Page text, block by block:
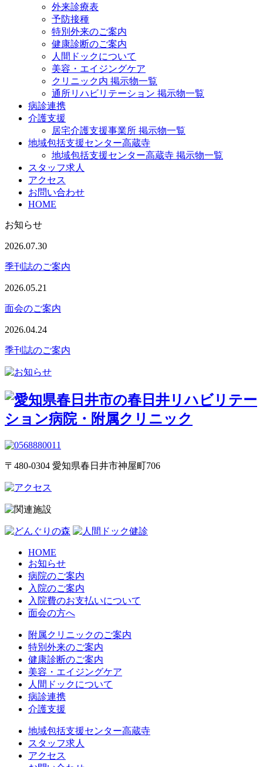
外来診療表
予防接種
特別外来のご案内
健康診断のご案内
人間ドックについて
美容・エイジングケア
クリニック内 掲示物一覧
通所リハビリテーション 掲示物一覧
病診連携
介護支援
居宅介護支援事業所 掲示物一覧
地域包括支援センター高蔵寺
地域包括支援センター高蔵寺 掲示物一覧
スタッフ求人
アクセス
お問い合わせ
HOME
お知らせ
2026.07.30
季刊誌のご案内
2026.05.21
面会のご案内
2026.04.24
季刊誌のご案内
〒480-0304 愛知県春日井市神屋町706
HOME
お知らせ
病院のご案内
入院のご案内
入院費のお支払いについて
面会の方へ
附属クリニックのご案内
特別外来のご案内
健康診断のご案内
美容・エイジングケア
人間ドックについて
病診連携
介護支援
地域包括支援センター高蔵寺
スタッフ求人
アクセス